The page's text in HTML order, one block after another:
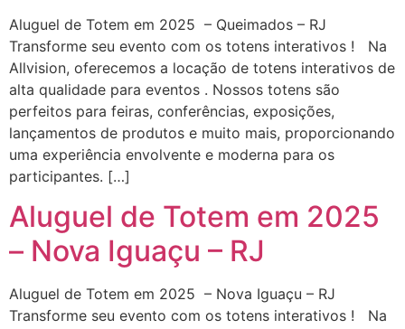
Aluguel de Totem em 2025 – Queimados – RJ
Transforme seu evento com os totens interativos ! Na
Allvision, oferecemos a locação de totens interativos de
alta qualidade para eventos . Nossos totens são
perfeitos para feiras, conferências, exposições,
lançamentos de produtos e muito mais, proporcionando
uma experiência envolvente e moderna para os
participantes. […]
Aluguel de Totem em 2025
– Nova Iguaçu – RJ
Aluguel de Totem em 2025 – Nova Iguaçu – RJ
Transforme seu evento com os totens interativos ! Na